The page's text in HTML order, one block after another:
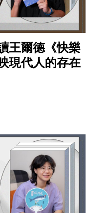
王爾德《快樂
現代人的存在